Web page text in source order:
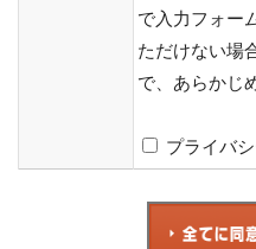
で入力フォー
ただけない場
で、あらかじ
プライバ